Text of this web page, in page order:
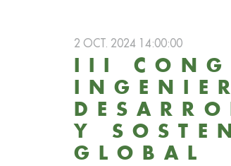
2 OCT. 2024 14:00:00
III
Y
GLOBAL